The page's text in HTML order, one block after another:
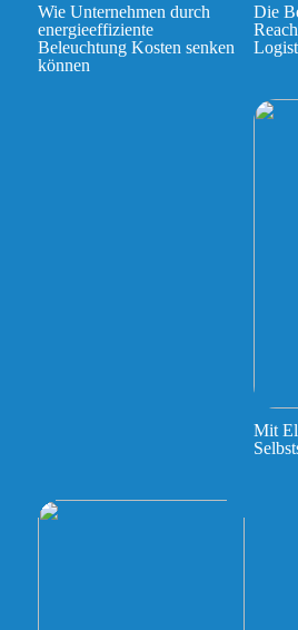
Wie Unternehmen durch
energieeffiziente
Beleuchtung Kosten senken
können
Die
Mit